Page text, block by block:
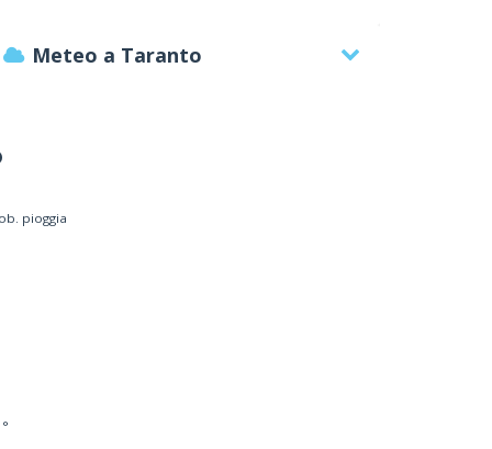
Meteo a Taranto
pioggia